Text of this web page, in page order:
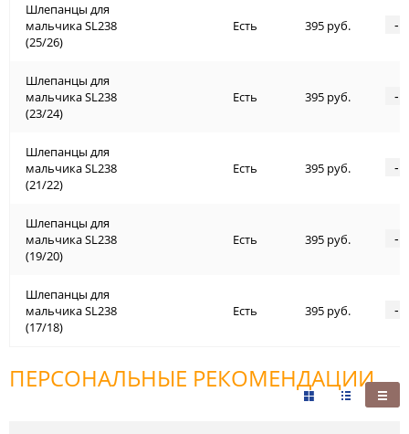
Шлепанцы для
мальчика SL238
(25/26)
Шлепанцы для
мальчика SL238
(23/24)
Шлепанцы для
мальчика SL238
(21/22)
Шлепанцы для
мальчика SL238
(19/20)
Шлепанцы для
мальчика SL238
(17/18)
Есть 395 руб. -
Есть 395 руб. -
Есть 395 руб. -
Есть 395 руб. -
Есть 395 руб. -
ПЕРСОНАЛЬНЫЕ РЕКОМЕНДАЦИИ